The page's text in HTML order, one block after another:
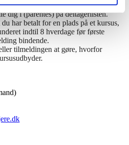
betaling efter din tilmelding,
dig i (parentes) på deltagerlisten.
har betalt for en plads på et kursus,
indtil 8 hverdage før første
bindende.
tilmeldingen at gøre, hvorfor